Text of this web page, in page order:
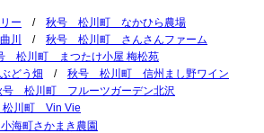
ー / 秋号 松川町 なかひら農場
川 / 秋号 松川町 さんさんファーム
松川町 まつたけ小屋 梅松苑
どう畑 / 秋号 松川町 信州まし野ワイン
号 松川町 フルーツガーデン北沢
川町 Vin Vie
海町さかまき農園